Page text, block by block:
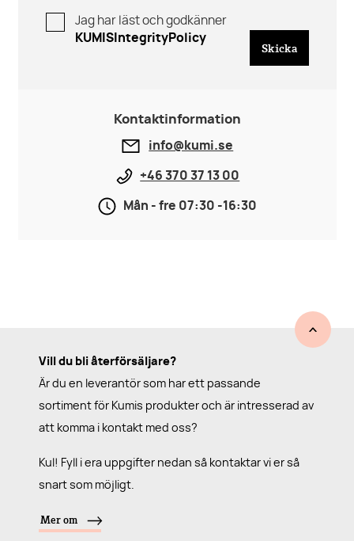
Jag har läst och godkänner
KUMISIntegrityPolicy
Skicka
Kontaktinformation
info@kumi.se
+46 370 37 13 00
Mån - fre 07:30 -16:30
Vill du bli återförsäljare?
Är du en leverantör som har ett passande
sortiment för Kumis produkter och är intresserad av
att komma i kontakt med oss?
Kul! Fyll i era uppgifter nedan så kontaktar vi er så
snart som möjligt.
Mer om